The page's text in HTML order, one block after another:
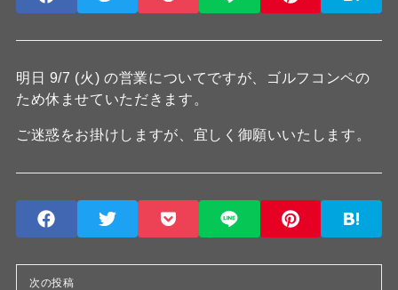
明日 9/7 (火) の営業についてですが、ゴルフコンペの
ため休ませていただきます。
ご迷惑をお掛けしますが、宜しく御願いいたします。
次の投稿